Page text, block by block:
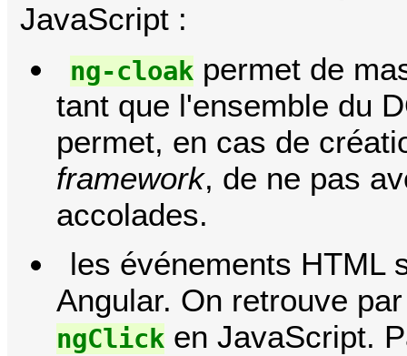
JavaScript :
ng-cloakpermet de
tant que l'ensemble du
permet, en cas de
framework, de ne pas
accolades.
les événements HTML
Angular. On retrouve
ngClick en JavaScript.